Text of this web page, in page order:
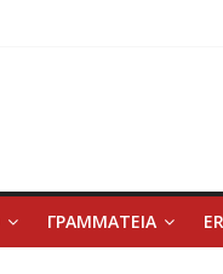
ΓΡΑΜΜΑΤΕΙΑ